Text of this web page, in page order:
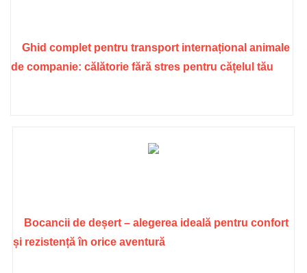
Ghid complet pentru transport internațional animale
de companie: călătorie fără stres pentru cățelul tău
Bocancii de deșert – alegerea ideală pentru confort
și rezistență în orice aventură